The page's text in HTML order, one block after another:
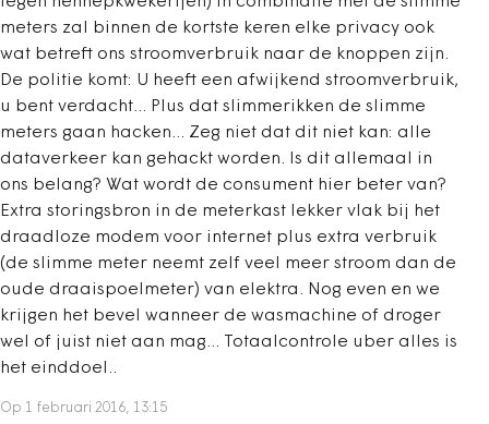
meters zal binnen de kortste keren elke privacy ook
wat betreft ons stroomverbruik naar de knoppen zijn.
De politie komt: U heeft een afwijkend stroomverbruik,
u bent verdacht... Plus dat slimmerikken de slimme
meters gaan hacken... Zeg niet dat dit niet kan: alle
dataverkeer kan gehackt worden. Is dit allemaal in
ons belang? Wat wordt de consument hier beter van?
Extra storingsbron in de meterkast lekker vlak bij het
draadloze modem voor internet plus extra verbruik
(de slimme meter neemt zelf veel meer stroom dan de
oude draaispoelmeter) van elektra. Nog even en we
krijgen het bevel wanneer de wasmachine of droger
wel of juist niet aan mag... Totaalcontrole uber alles is
het einddoel..
Op 1 februari 2016, 13:15